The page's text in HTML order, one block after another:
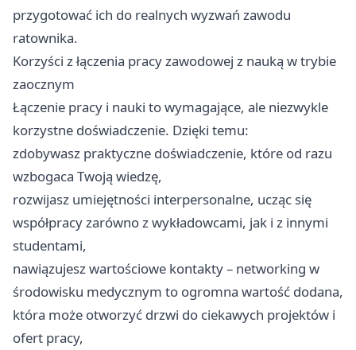
przygotować ich do realnych wyzwań zawodu
ratownika.
Korzyści z łączenia pracy zawodowej z nauką w trybie
zaocznym
Łączenie pracy i nauki to wymagające, ale niezwykle
korzystne doświadczenie. Dzięki temu:
zdobywasz praktyczne doświadczenie, które od razu
wzbogaca Twoją wiedzę,
rozwijasz umiejętności interpersonalne, ucząc się
współpracy zarówno z wykładowcami, jak i z innymi
studentami,
nawiązujesz wartościowe kontakty – networking w
środowisku medycznym to ogromna wartość dodana,
która może otworzyć drzwi do ciekawych projektów i
ofert pracy,